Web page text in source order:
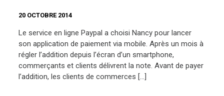
20 OCTOBRE 2014
Le service en ligne Paypal a choisi Nancy pour lancer
son application de paiement via mobile. Après un mois à
régler l’addition depuis l’écran d’un smartphone,
commerçants et clients délivrent la note. Avant de payer
l’addition, les clients de commerces […]